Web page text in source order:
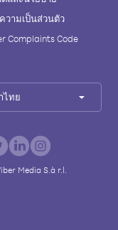
วามเป็นส่วนตัว
Complaints Code
ไทย
Media S.à r.l.